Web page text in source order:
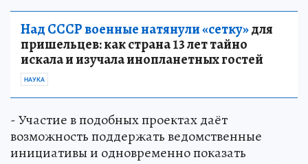
Над СССР военные натянули «сетку»для
пришельцев: как страна 13 лет тайно
искала и изучала инопланетных гостей
НАУКА
- Участие в подобных проектах даёт
возможность поддержать ведомственные
инициативы и одновременно показать